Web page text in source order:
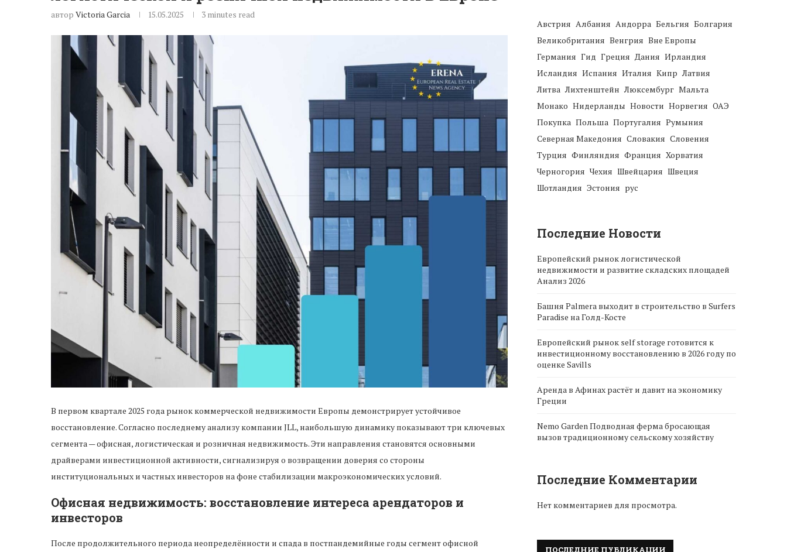
автор Victoria Garcia 15.05.2025 3 minutes read
В первом квартале 2025 года рынок коммерческой недвижимости Европы демонстрирует устойчивое
восстановление. Согласно последнему анализу компании JLL, наибольшую динамику показывают три ключевых
сегмента — офисная, логистическая и розничная недвижимость. Эти направления становятся основными
драйверами инвестиционной активности, сигнализируя о возвращении доверия со стороны
институциональных и частных инвесторов на фоне стабилизации макроэкономических условий.
Офисная недвижимость: восстановление интереса арендаторов и
инвесторов
После продолжительного периода неопределённости и спада в постпандемийные годы сегмент офисной
Австрия Албания Андорра Бельгия Болгария
Великобритания Венгрия Вне Европы
Германия Гид Греция Дания Ирландия
Исландия Испания Италия Кипр Латвия
Литва Лихтенштейн Люксембург Мальта
Монако Нидерланды Новости Норвегия ОАЭ
Покупка Польша Португалия Румыния
Северная Македония Словакия Словения
Турция Финляндия Франция Хорватия
Черногория Чехия Швейцария Швеция
Шотландия Эстония рус
Последние Новости
Европейский рынок логистической
недвижимости и развитие складских площадей
Анализ 2026
Башня Palmera выходит в строительство в Surfers
Paradise на Голд-Косте
Европейский рынок self storage готовится к
инвестиционному восстановлению в 2026 году по
оценке Savills
Аренда в Афинах растёт и давит на экономику
Греции
Nemo Garden Подводная ферма бросающая
вызов традиционному сельскому хозяйству
Последние Комментарии
Нет комментариев для просмотра.
ПОСЛЕДНИЕ ПУБЛИКАЦИИ